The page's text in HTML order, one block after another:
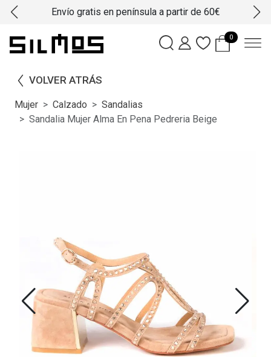
Envío gratis en península a partir de 60€
0
VOLVER ATRÁS
Mujer Calzado
Sandalias
Sandalia Mujer Alma En Pena Pedreria Beige